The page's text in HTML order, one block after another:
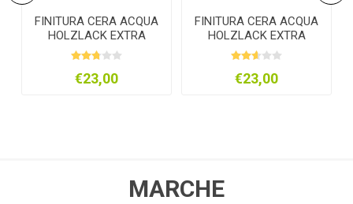
FINITURA CERA ACQUA
HOLZLACK EXTRA
LT.0,750 LUCIDA
€23,00
FINITURA CERA ACQUA
HOLZLACK EXTRA
LT.0,750 SATINATA
€23,00
MARCHE